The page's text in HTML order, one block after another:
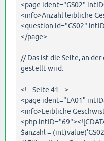
<page ident="GS02"
<info>Anzahl leibliche
<question id="GS02"
</page>
// Das ist die Seite, an
gestellt wird:
<!-- Seite 41 -->
<page ident="LA01"
<info>Leibliche
<php
$anzahl =